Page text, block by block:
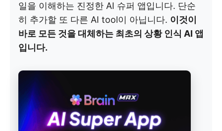
일을 이해하는 진정한 AI 슈퍼 앱입니다. 단순
히 추가할 또 다른 AI tool이 아닙니다. 이것이
바로 모든 것을 대체하는 최초의 상황 인식 AI 앱
입니다.